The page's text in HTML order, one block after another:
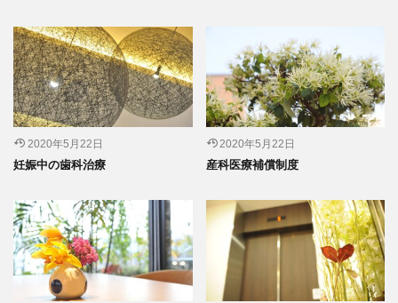
2020年5月22日
妊娠中の歯科治療
2020年5月22日
産科医療補償制度